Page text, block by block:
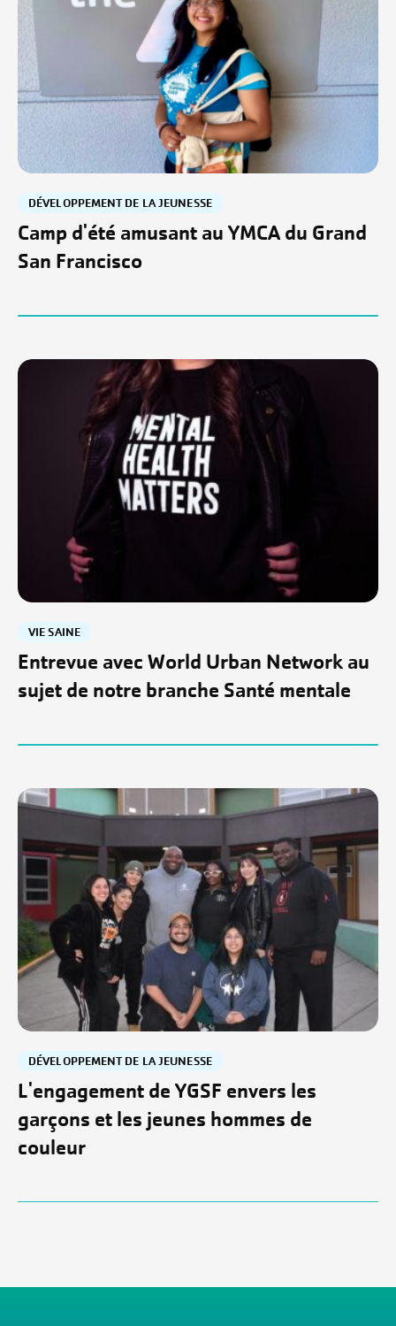
DÉVELOPPEMENT DE LA JEUNESSE
Camp d'été amusant au YMCA du Grand
San Francisco
VIE SAINE
Entrevue avec World Urban Network au
sujet de notre branche Santé mentale
DÉVELOPPEMENT DE LA JEUNESSE
L'engagement de YGSF envers les
garçons et les jeunes hommes de
couleur